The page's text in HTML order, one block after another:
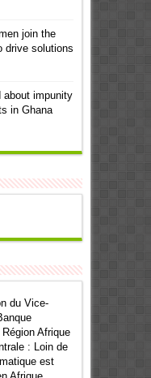
join the
drive solutions
about impunity
in Ghana
du Vice-
Afrique
: Loin de
est